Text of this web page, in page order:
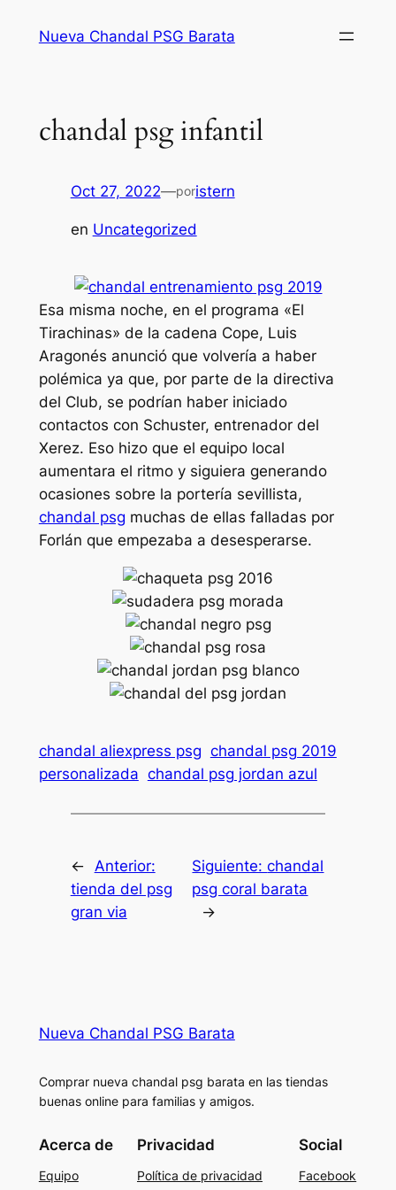
Nueva Chandal PSG Barata
chandal psg infantil
Oct 27, 2022—poristern
en Uncategorized
Esa misma noche, en el programa «El
Tirachinas» de la cadena Cope, Luis
Aragonés anunció que volvería a haber
polémica ya que, por parte de la directiva
del Club, se podrían haber iniciado
contactos con Schuster, entrenador del
Xerez. Eso hizo que el equipo local
aumentara el ritmo y siguiera generando
ocasiones sobre la portería sevillista,
chandal psg muchas de ellas falladas por
Forlán que empezaba a desesperarse.
chandal aliexpress psg chandal psg 2019
personalizada chandal psg jordan azul
←
Anterior:
tienda del psg
gran via
Siguiente:chandal
psg coral barata
→
Nueva Chandal PSG Barata
Comprar nueva chandal psg barata en las tiendas
buenas online para familias y amigos.
Acerca de
Equipo
Privacidad
Política de privacidad
Social
Facebook